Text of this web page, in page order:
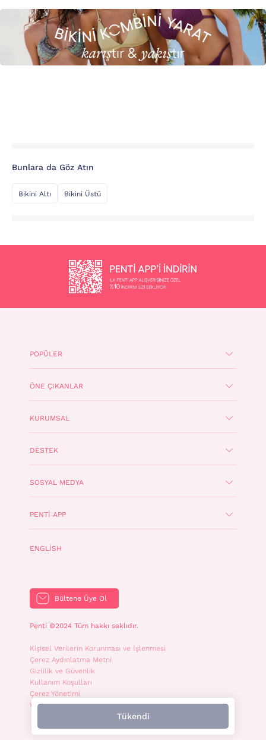
Tükendi
Bunlara da Göz Atın
Bikini Altı Bikini Üstü
POPÜLER
ÖNE ÇIKANLAR
KURUMSAL
DESTEK
SOSYAL MEDYA
PENTI APP
ENGLISH
Bültene Üye Ol
Penti ©2024 Tüm hakkı saklıdır.
Kişisel Verilerin Korunması ve İşlenmesi
Çerez Aydınlatma Metni
Gizlilik ve Güvenlik
Kullanım Koşulları
Çerez Yönetimi
WhatsApp İletişim Aydınlatma Metni